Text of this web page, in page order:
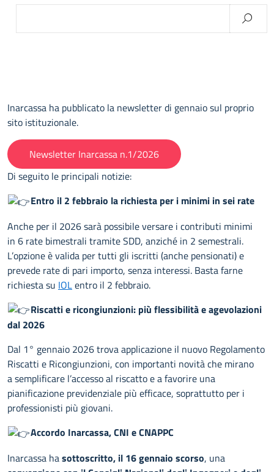
Inarcassa ha pubblicato la newsletter di gennaio sul proprio
sito istituzionale.
Newsletter Inarcassa n.1/2026
Di seguito le principali notizie:
Entro il 2 febbraio la richiesta per i minimi in sei rate
Anche per il 2026 sarà possibile versare i contributi minimi
in 6 rate bimestrali tramite SDD, anziché in 2 semestrali.
L’opzione è valida per tutti gli iscritti (anche pensionati) e
prevede rate di pari importo, senza interessi. Basta farne
richiesta su IOLentro il 2 febbraio.
Riscatti e ricongiunzioni: più flessibilità e agevolazioni
dal 2026
Dal 1° gennaio 2026 trova applicazione il nuovo Regolamento
Riscatti e Ricongiunzioni, con importanti novità che mirano
a semplificare l’accesso al riscatto e a favorire una
pianificazione previdenziale più efficace, soprattutto per i
professionisti più giovani.
Accordo Inarcassa, CNI e CNAPPC
Inarcassa hasottoscritto, il 16 gennaio scorso, una